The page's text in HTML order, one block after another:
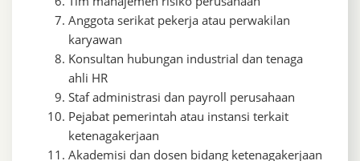
Anggota serikat pekerja atau perwakilan
karyawan
Konsultan hubungan industrial dan tenaga
ahli HR
Staf administrasi dan payroll perusahaan
Pejabat pemerintah atau instansi terkait
ketenagakerjaan
Akademisi dan dosen bidang ketenagakerjaan